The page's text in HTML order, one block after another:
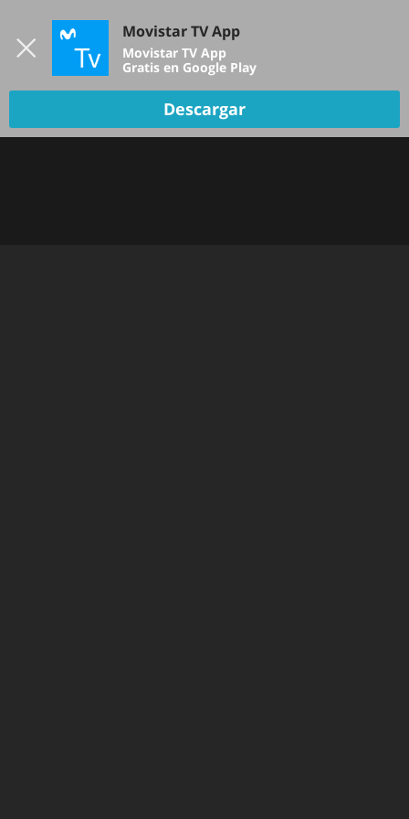
TV EN VIVO
Movistar TV App
Movistar TV App
Gratis en Google Play
Descargar